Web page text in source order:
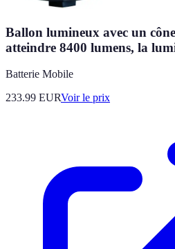
Ballon lumineux avec un
atteindre 8400 lumens, la
Batterie Mobile
233.99 EURVoir le prix